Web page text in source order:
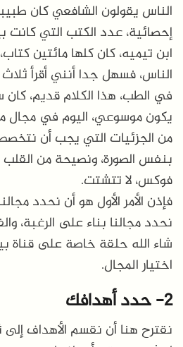
الناس يقولون الشافعي كان
إحصائية، عدد الكتب التي
ابن تيميه، كان كلها مائتين
الناس، فسهل جدا أنني أقرأ
في الطب، هذا الكلام قديم،
يكون موسوعي، اليوم في مجال
من الجزئيات التي يجب أن
بنفس الصورة، ونصيحة من القلب
فوكس، لا تتشتت.
فإذن الأمر الأول هو أن نحدد
نحدد مجالنا بناء على الرغبة،
شاء الله حلقة خاصة على قناة
اختيار المجال.
2- حدد أهدافك
نقترح هنا أن نقسم الأهداف إلى